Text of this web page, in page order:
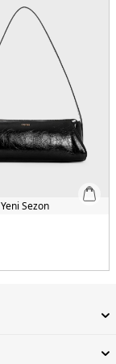
Yeni Sezon